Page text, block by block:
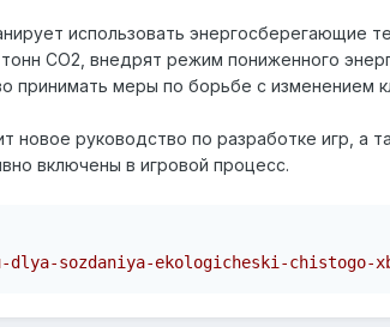
использовать энергосберегающие
CO2, внедрят режим пониженного
принимать меры по борьбе с изменением
новое руководство по разработке игр, а
включены в игровой процесс.
sozdaniya-ekologicheski-chistogo-